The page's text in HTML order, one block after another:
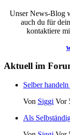
Unser News-Blog
auch du für
kontaktiere
Aktuell im
Selber
Von Siggi Vor
Als